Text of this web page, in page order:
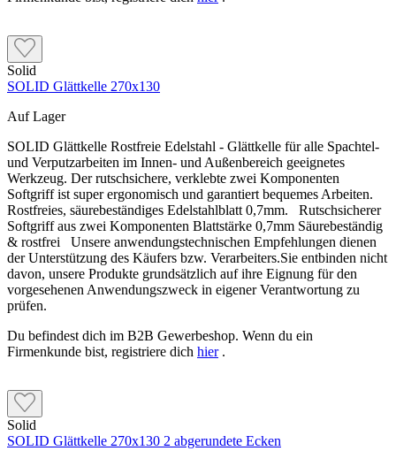
Solid
SOLID Glättkelle 270x130
Auf Lager
SOLID Glättkelle Rostfreie Edelstahl - Glättkelle für alle Spachtel-
und Verputzarbeiten im Innen- und Außenbereich geeignetes
Werkzeug. Der rutschsichere, verklebte zwei Komponenten
Softgriff ist super ergonomisch und garantiert bequemes Arbeiten.
Rostfreies, säurebeständiges Edelstahlblatt 0,7mm. Rutschsicherer
Softgriff aus zwei Komponenten Blattstärke 0,7mm Säurebeständig
& rostfrei Unsere anwendungstechnischen Empfehlungen dienen
der Unterstützung des Käufers bzw. Verarbeiters.Sie entbinden nicht
davon, unsere Produkte grundsätzlich auf ihre Eignung für den
vorgesehenen Anwendungszweck in eigener Verantwortung zu
prüfen.
Du befindest dich im B2B Gewerbeshop. Wenn du ein
Firmenkunde bist, registriere dich hier.
Solid
SOLID Glättkelle 270x130 2 abgerundete Ecken